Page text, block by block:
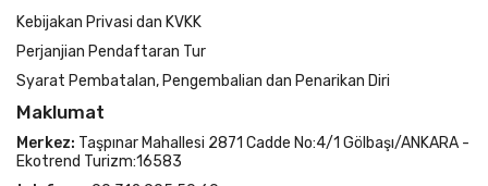
Kebijakan Privasi dan KVKK
Perjanjian Pendaftaran Tur
Syarat Pembatalan, Pengembalian dan Penarikan Diri
Maklumat
Merkez: Taşpınar Mahallesi 2871 Cadde No:4/1 Gölbaşı/ANKARA -
Ekotrend Turizm:16583